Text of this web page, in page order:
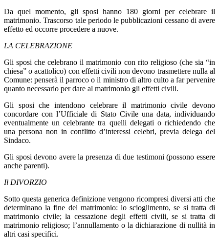
Da quel momento, gli sposi hanno 180 giorni per celebrare il
matrimonio. Trascorso tale periodo le pubblicazioni cessano di avere
effetto ed occorre procedere a nuove.
LA CELEBRAZIONE
Gli sposi che celebrano il matrimonio con rito religioso (che sia “in
chiesa” o acattolico) con effetti civili non devono trasmettere nulla al
Comune: penserà il parrocoo il ministro di altro cultoa far pervenire
quanto necessario per dare al matrimonio gli effetti civili.
Gli sposi che intendono celebrare il matrimonio civile devono
concordare con l’Ufficiale di Stato Civile una data, individuando
eventualmente un celebrante tra quelli delegati o richiedendo che
una persona non in conflitto d’interessi celebri, previa delega del
Sindaco.
Gli sposi devono avere la presenza di due testimoni (possono essere
anche parenti).
Il DIVORZIO
Sotto questa generica definizione vengono ricompresi diversi atti che
determinano la fine del matrimonio: lo scioglimento, se si tratta di
matrimonio civile; la cessazione degli effetti civili, se si tratta di
matrimonio religioso; l’annullamento o la dichiarazione di nullità in
altri casi specifici.